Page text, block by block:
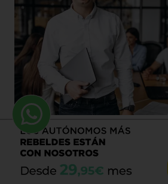
Sociedad Comanditaria
interesa crear una?